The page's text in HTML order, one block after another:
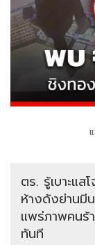
ตร. รู้เบาะแ
ห้างดังย่านมี
แพร่ภาพคนร้
ทันที